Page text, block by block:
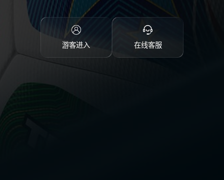
游客进入 在线客服